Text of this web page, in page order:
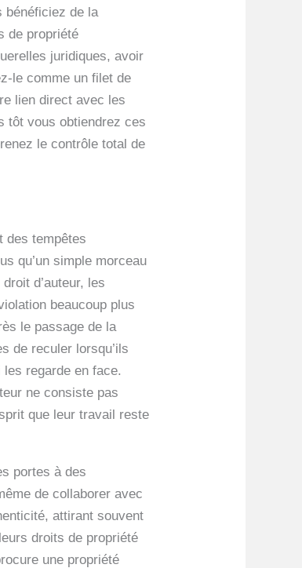
bénéficiez de la
de propriété
juridiques, avoir
le comme un filet de
lien direct avec les
tôt vous obtiendrez ces
le contrôle total de
des tempêtes
qu’un simple morceau
d’auteur, les
beaucoup plus
le passage de la
de reculer lorsqu’ils
regarde en face.
ne consiste pas
que leur travail reste
portes à des
de collaborer avec
attirant souvent
droits de propriété
une propriété